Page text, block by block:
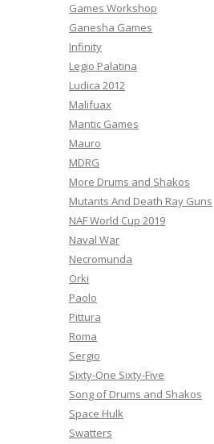
Games Workshop
Ganesha Games
Infinity
Legio Palatina
Ludica 2012
Malifuax
Mantic Games
Mauro
MDRG
More Drums and Shakos
Mutants And Death Ray Guns
NAF World Cup 2019
Naval War
Necromunda
Orki
Paolo
Pittura
Roma
Sergio
Sixty-One Sixty-Five
Song of Drums and Shakos
Space Hulk
Swatters